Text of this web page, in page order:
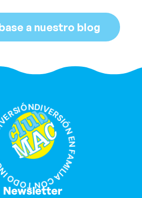
a nuestro blog
INCLUIDO · DIVERSIÓN EN FAMILIA CON TODO INCLUIDO ·
Newsletter